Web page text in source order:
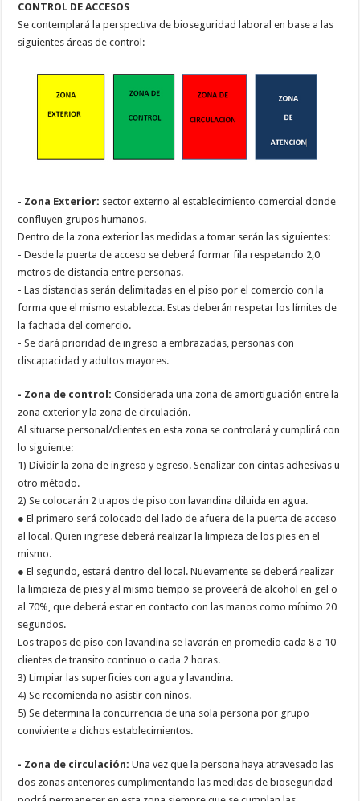
CONTROL DE ACCESOS
Se contemplará la perspectiva de bioseguridad laboral en base a las
siguientes áreas de control:
- Zona Exterior: sector externo al establecimiento comercial donde
confluyen grupos humanos.
Dentro de la zona exterior las medidas a tomar serán las siguientes:
- Desde la puerta de acceso se deberá formar fila respetando 2,0
metros de distancia entre personas.
- Las distancias serán delimitadas en el piso por el comercio con la
forma que el mismo establezca. Estas deberán respetar los límites de
la fachada del comercio.
- Se dará prioridad de ingreso a embrazadas, personas con
discapacidad y adultos mayores.
- Zona de control: Considerada una zona de amortiguación entre la
zona exterior y la zona de circulación.
Al situarse personal/clientes en esta zona se controlará y cumplirá con
lo siguiente:
1) Dividir la zona de ingreso y egreso. Señalizar con cintas adhesivas u
otro método.
2) Se colocarán 2 trapos de piso con lavandina diluida en agua.
● El primero será colocado del lado de afuera de la puerta de acceso
al local. Quien ingrese deberá realizar la limpieza de los pies en el
mismo.
● El segundo, estará dentro del local. Nuevamente se deberá realizar
la limpieza de pies y al mismo tiempo se proveerá de alcohol en gel o
al 70%, que deberá estar en contacto con las manos como mínimo 20
segundos.
Los trapos de piso con lavandina se lavarán en promedio cada 8 a 10
clientes de transito continuo o cada 2 horas.
3) Limpiar las superficies con agua y lavandina.
4) Se recomienda no asistir con niños.
5) Se determina la concurrencia de una sola persona por grupo
conviviente a dichos establecimientos.
- Zona de circulación: Una vez que la persona haya atravesado las
dos zonas anteriores cumplimentando las medidas de bioseguridad